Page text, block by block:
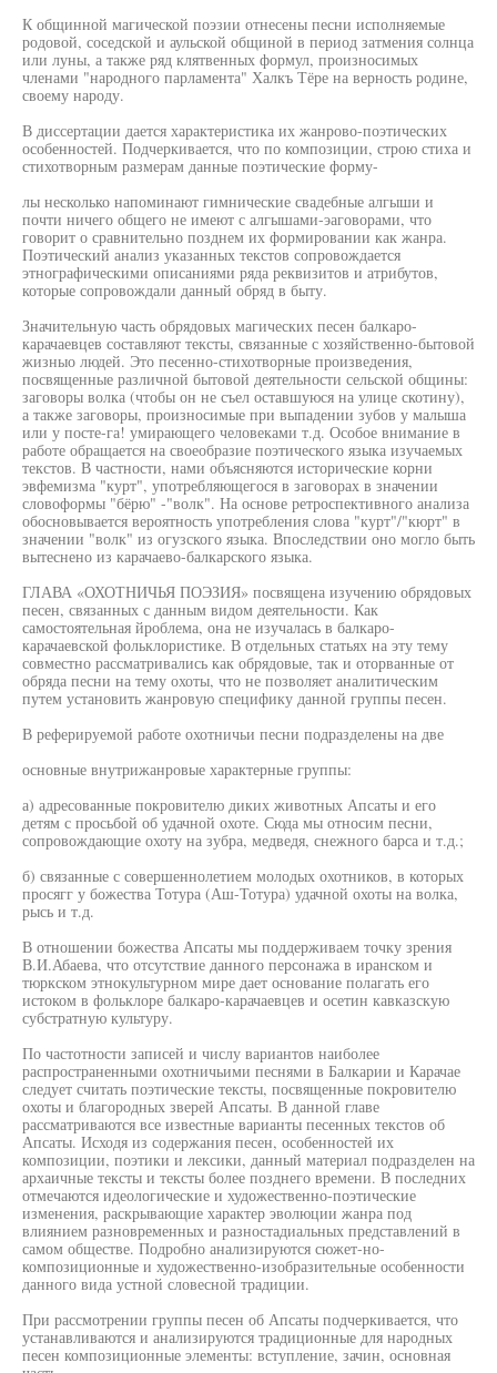
К общинной магической поэзии отнесены песни исполняемые
родовой, соседской и аульской общиной в период затмения солнца
или луны, а также ряд клятвенных формул, произносимых
членами "народного парламента" Халкъ Тёре на верность родине,
своему народу.
В диссертации дается характеристика их жанрово-поэтических
особенностей. Подчеркивается, что по композиции, строю стиха и
стихотворным размерам данные поэтические форму-
лы несколько напоминают гимнические свадебные алгыши и
почти ничего общего не имеют с алгышами-эаговорами, что
говорит о сравнительно позднем их формировании как жанра.
Поэтический анализ указанных текстов сопровождается
этнографическими описаниями ряда реквизитов и атрибутов,
которые сопровождали данный обряд в быту.
Значительную часть обрядовых магических песен балкаро-
карачаевцев составляют тексты, связанные с хозяйственно-бытовой
жизныо людей. Это песенно-стихотворные произведения,
посвященные различной бытовой деятельности сельской общины:
заговоры волка (чтобы он не съел оставшуюся на улице скотину),
а также заговоры, произносимые при выпадении зубов у малыша
или у посте-га! умирающего человеками т.д. Особое внимание в
работе обращается на своеобразие поэтического языка изучаемых
текстов. В частности, нами объясняются исторические корни
эвфемизма "курт", употребляющегося в заговорах в значении
словоформы "бёрю" -"волк". На основе ретроспективного анализа
обосновывается вероятность употребления слова "курт"/"кюрт" в
значении "волк" из огузского языка. Впоследствии оно могло быть
вытеснено из карачаево-балкарского языка.
ГЛАВА «ОХОТНИЧЬЯ ПОЭЗИЯ» посвящена изучению обрядовых
песен, связанных с данным видом деятельности. Как
самостоятельная йроблема, она не изучалась в балкаро-
карачаевской фольклористике. В отдельных статьях на эту тему
совместно рассматривались как обрядовые, так и оторванные от
обряда песни на тему охоты, что не позволяет аналитическим
путем установить жанровую специфику данной группы песен.
В реферируемой работе охотничьи песни подразделены на две
основные внутрижанровые характерные группы:
а) адресованные покровителю диких животных Апсаты и его
детям с просьбой об удачной охоте. Сюда мы относим песни,
сопровождающие охоту на зубра, медведя, снежного барса и т.д.;
б) связанные с совершеннолетием молодых охотников, в которых
просягг у божества Тотура (Аш-Тотура) удачной охоты на волка,
рысь и т.д.
В отношении божества Апсаты мы поддерживаем точку зрения
В.И.Абаева, что отсутствие данного персонажа в иранском и
тюркском этнокультурном мире дает основание полагать его
истоком в фольклоре балкаро-карачаевцев и осетин кавказскую
субстратную культуру.
По частотности записей и числу вариантов наиболее
распространенными охотничьими песнями в Балкарии и Карачае
следует считать поэтические тексты, посвященные покровителю
охоты и благородных зверей Апсаты. В данной главе
рассматриваются все известные варианты песенных текстов об
Апсаты. Исходя из содержания песен, особенностей их
композиции, поэтики и лексики, данный материал подразделен на
архаичные тексты и тексты более позднего времени. В последних
отмечаются идеологические и художественно-поэтические
изменения, раскрывающие характер эволюции жанра под
влиянием разновременных и разностадиальных представлений в
самом обществе. Подробно анализируются сюжет-но-
композиционные и художественно-изобразительные особенности
данного вида устной словесной традиции.
При рассмотрении группы песен об Апсаты подчеркивается, что
устанавливаются и анализируются традиционные для народных
песен композиционные элементы: вступление, зачин, основная